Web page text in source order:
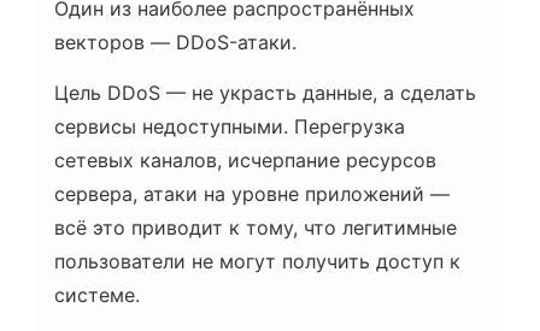
Один из наиболее распространённых
векторов — DDoS-атаки.
Цель DDoS — не украсть данные, а сделать
сервисы недоступными. Перегрузка
сетевых каналов, исчерпание ресурсов
сервера, атаки на уровне приложений —
всё это приводит к тому, что легитимные
пользователи не могут получить доступ к
системе.